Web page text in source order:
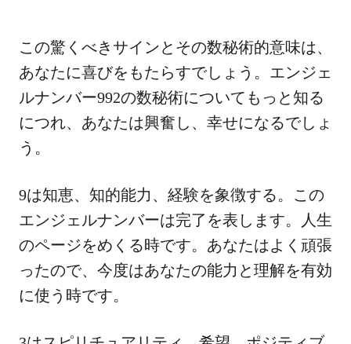
この驚くべきサインとその数秘術的意味は、
あなたに喜びをもたらすでしょう。エンジェ
ルナンバー992の数秘術についてもっと知る
につれ、あなたは興奮し、幸せになるでしょ
う。
9は知恵、知的能力、経験を象徴する。この
エンジェルナンバーは完了を表します。人生
のページをめくる時です。あなたはよく頑張
ったので、今度はあなたの能力と理解を有効
に使う時です。